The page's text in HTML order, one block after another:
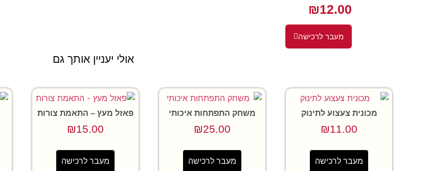
₪12.00
מעבר לרכישה
אולי יעניין אותך גם
מכונית צעצוע לתינוק
₪11.00
מעבר לרכישה
משחק התפתחות איכותי
₪25.00
מעבר לרכישה
פאזל מעץ – התאמת צורות
₪15.00
מעבר לרכישה